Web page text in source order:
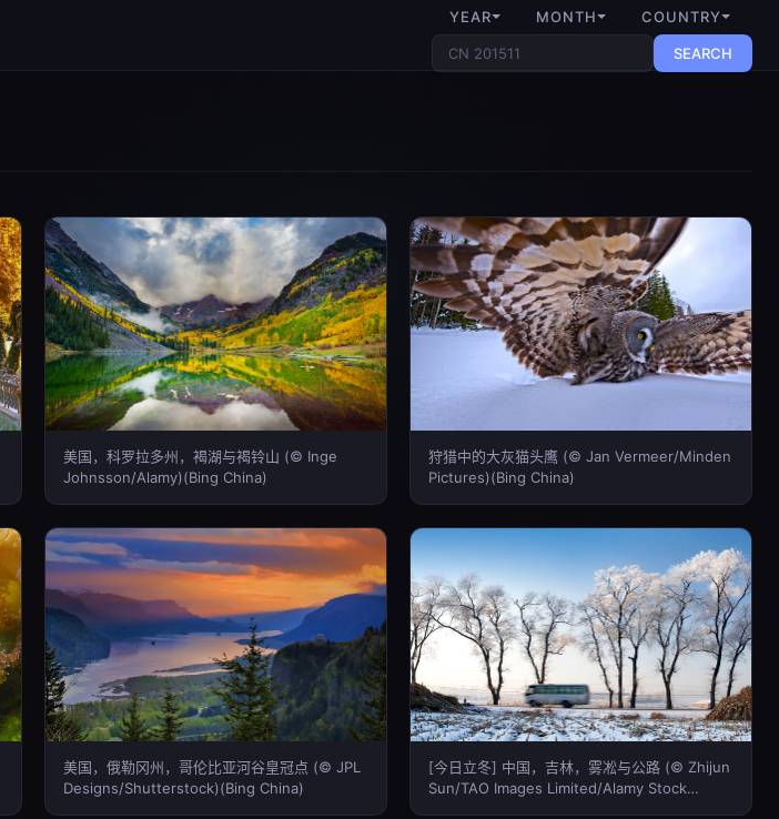
YEAR MONTH COUNTRY
SEARCH
美国，科罗拉多州，褐湖与褐铃山 (© Inge
Johnsson/Alamy)(Bing China)
狩猎中的大灰猫头鹰 (© Jan Vermeer/Minden
Pictures)(Bing China)
美国，俄勒冈州，哥伦比亚河谷皇冠点 (© JPL
Designs/Shutterstock)(Bing China)
[今日立冬] 中国，吉林，雾凇与公路 (© Zhijun
Sun/TAO Images Limited/Alamy Stock